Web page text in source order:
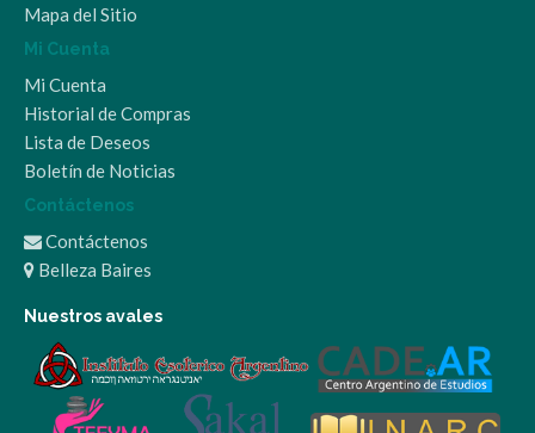
Mapa del Sitio
Mi Cuenta
Mi Cuenta
Historial de Compras
Lista de Deseos
Boletín de Noticias
Contáctenos
Contáctenos
Belleza Baires
Nuestros avales